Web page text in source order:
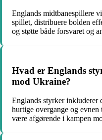
Englands midtbanespillere
spillet, distribuere bolden
og støtte både forsvaret og
Hvad er Englands
mod Ukraine?
Englands styrker inkluderer
hurtige overgange og
være afgørende i kampen